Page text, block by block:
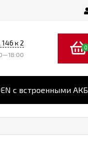
к 2
0
с встроенными АКБ